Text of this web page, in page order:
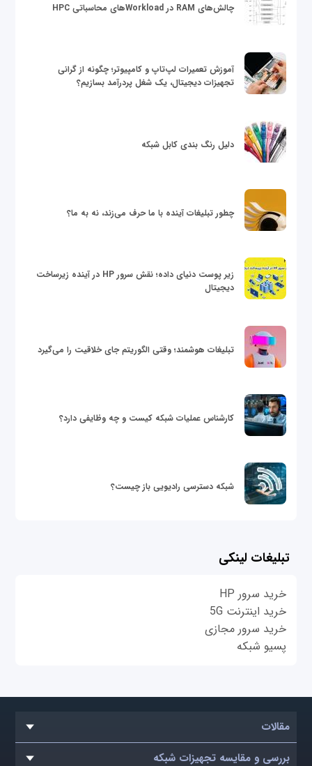
چالش‌های RAM در Workloadهای محاسباتی HPC
آموزش تعمیرات لپ‌تاپ و کامپیوتر؛ چگونه از گرانی
تجهیزات دیجیتال، یک شغل پردرآمد بسازیم؟
دلیل رنگ بندی کابل شبکه
چطور تبلیغات آینده با ما حرف می‌زند، نه به ما؟
زیر پوست دنیای داده؛ نقش سرور HP در آینده زیرساخت
دیجیتال
تبلیغات هوشمند؛ وقتی الگوریتم جای خلاقیت را می‌گیرد
کارشناس عملیات شبکه کیست و چه وظایفی دارد؟
شبکه دسترسی رادیویی باز چیست؟
تبلیغات لینکی
خرید سرور HP
خرید اینترنت 5G
خرید سرور مجازی
پسیو شبکه
مقالات
بررسی و مقایسه تجهیزات شبکه